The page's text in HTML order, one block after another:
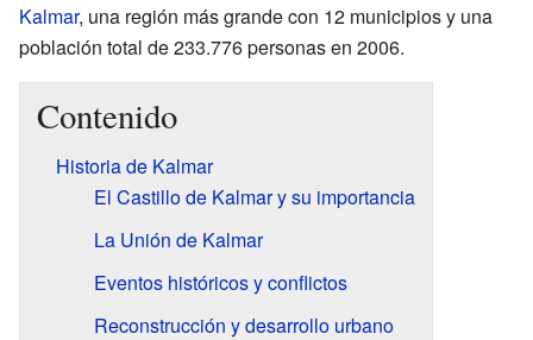
Kalmar, una región más grande con 12 municipios y una
población total de 233.776 personas en 2006.
Contenido
Historia de Kalmar
El Castillo de Kalmar y su importancia
La Unión de Kalmar
Eventos históricos y conflictos
Reconstrucción y desarrollo urbano